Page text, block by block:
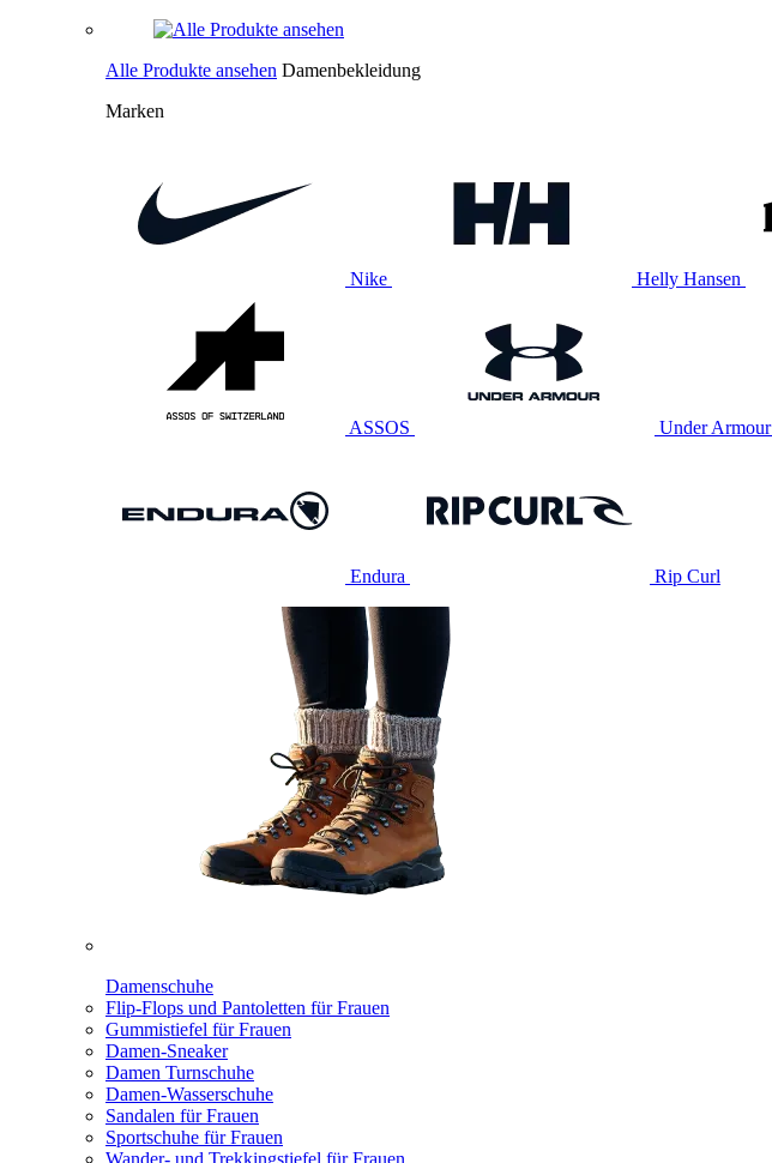
Alle Produkte ansehen Damenbekleidung
Marken
Nike Helly Hansen
ASSOS Under Armour
Endura Rip Curl
Damenschuhe
Flip-Flops und Pantoletten für Frauen
Gummistiefel für Frauen
Damen-Sneaker
Damen Turnschuhe
Damen-Wasserschuhe
Sandalen für Frauen
Sportschuhe für Frauen
Wander- und Trekkingstiefel für Frauen